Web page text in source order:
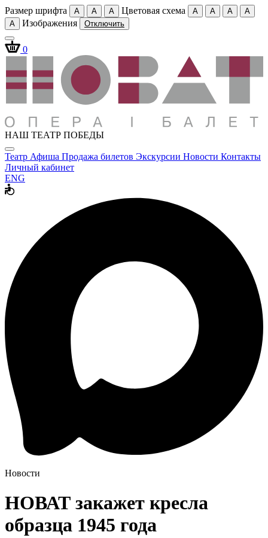
Размер шрифта A A A Цветовая схема A A A
A
A
Изображения Отключить
0
НАШ ТЕАТР ПОБЕДЫ
Театр Афиша Продажа билетов Экскурсии Новости Контакты
Личный кабинет
ENG
Новости
НОВАТ закажет кресла
образца 1945 года